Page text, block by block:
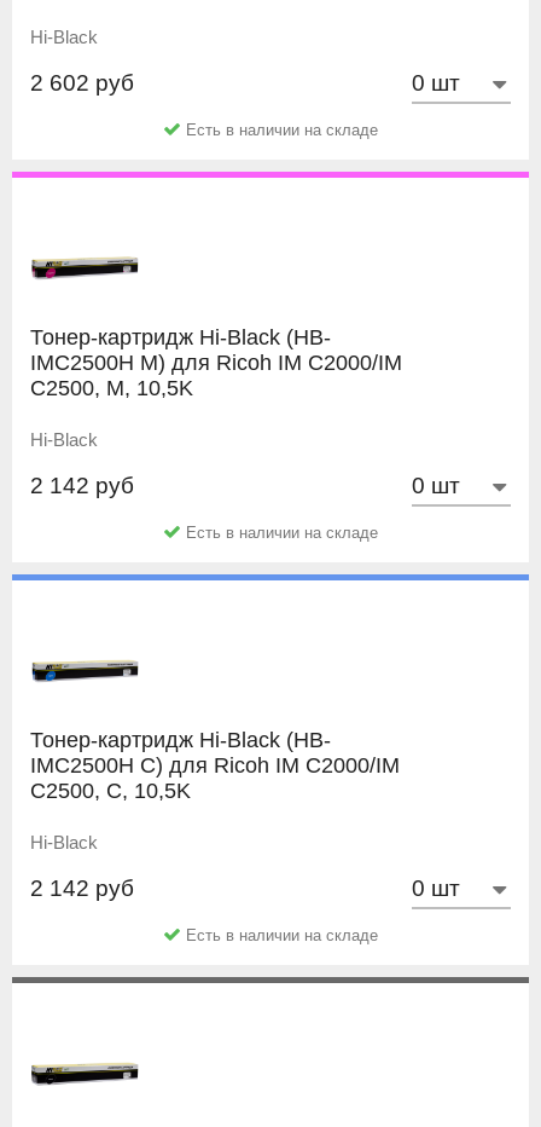
Hi-Black
2 602 руб
Есть в наличии на складе
Тонер-картридж Hi-Black (HB-
IMC2500H M) для Ricoh IM C2000/IM
C2500, M, 10,5K
Hi-Black
2 142 руб
Есть в наличии на складе
Тонер-картридж Hi-Black (HB-
IMC2500H C) для Ricoh IM C2000/IM
C2500, C, 10,5K
Hi-Black
2 142 руб
Есть в наличии на складе